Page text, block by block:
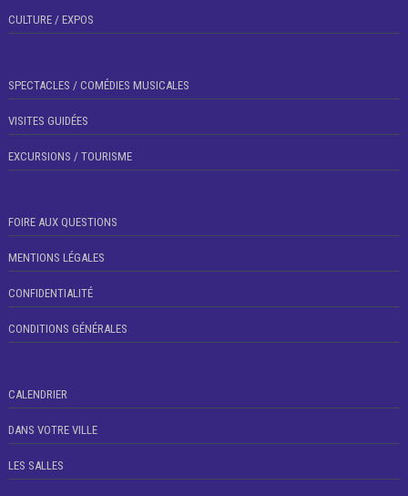
CULTURE / EXPOS
SPECTACLES / COMÉDIES MUSICALES
VISITES GUIDÉES
EXCURSIONS / TOURISME
FOIRE AUX QUESTIONS
MENTIONS LÉGALES
CONFIDENTIALITÉ
CONDITIONS GÉNÉRALES
CALENDRIER
DANS VOTRE VILLE
LES SALLES